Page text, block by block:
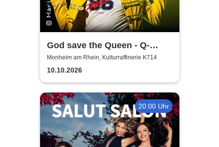
God save the Queen - Q-
Revival Band
Monheim am Rhein, Kulturraffinerie K714
10.10.2026
20:00 Uhr